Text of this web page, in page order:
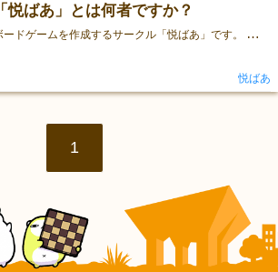
「悦ばあ」とは何者ですか？
ボ
ードゲームを作成するサークル「悦ばあ」です。 読みは「えつばあ」です。 悦ばあは我々の祖母の名前から取ったものです。
悦ばあ
1